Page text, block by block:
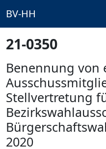
BV-HH
21-0350
Benennung von
Stellvertretung
2020